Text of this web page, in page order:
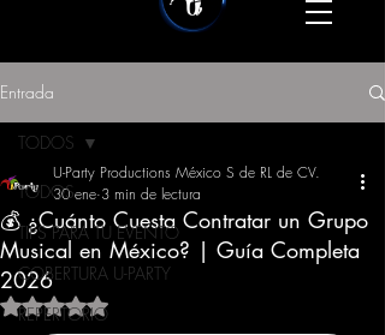
Entrada
TODOS
TIPS PARA TU EVENTO
COBERTURA U-PARTY
REPERTORIO
TODOS
💰 ¿Cuánto Cuesta Contratar un Grupo
Musical en México? | Guía Completa
2026
U-Party Productions México S de RL de CV.
30 ene 3 min de lectura
Obtuvo NaN de 5 estrellas.